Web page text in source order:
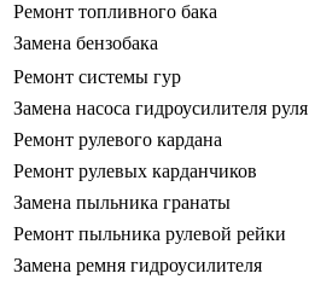
Ремонт топливного бака
Замена бензобака
Ремонт системы гур
Замена насоса гидроусилителя руля
Ремонт рулевого кардана
Ремонт рулевых карданчиков
Замена пыльника гранаты
Ремонт пыльника рулевой рейки
Замена ремня гидроусилителя